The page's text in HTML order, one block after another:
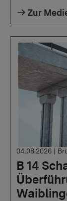
Zur
B 14
04.08.2026 |